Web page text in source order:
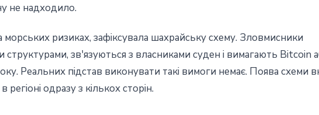
не надходило.
морських ризиках, зафіксувала шахрайську схему. Зловмисники
зв'язуються з власниками суден і вимагають Bitcoin
Реальних підстав виконувати такі вимоги немає. Поява схеми
одразу з кількох сторін.